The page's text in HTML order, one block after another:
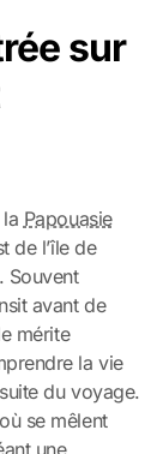
sur
Papouasie
de l’île de
Souvent
avant de
mérite
la vie
du voyage.
se mêlent
une